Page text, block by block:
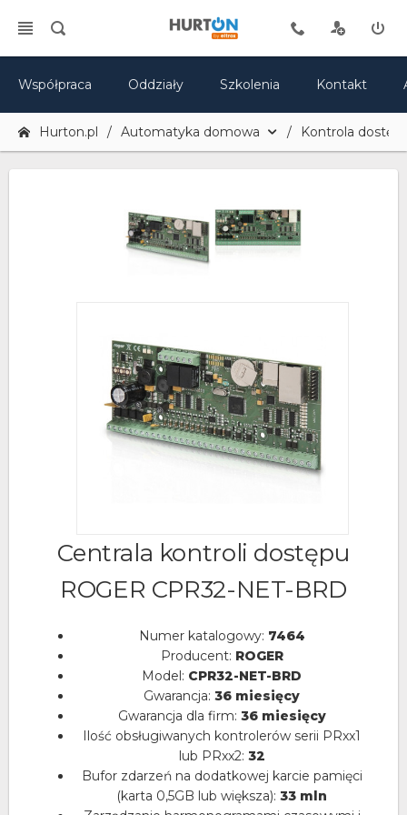
Współpraca Oddziały Szkolenia Kontakt
Hurton.pl Automatyka domowa Kontrola
Centrala kontroli dostępu
ROGER CPR32-NET-BRD
Numer katalogowy: 7464
Producent: ROGER
Model: CPR32-NET-BRD
Gwarancja: 36 miesięcy
Gwarancja dla firm: 36 miesięcy
Ilość obsługiwanych kontrolerów serii PRxx1
lub PRxx2: 32
Bufor zdarzeń na dodatkowej karcie pamięci
(karta 0,5GB lub większa): 33 mln